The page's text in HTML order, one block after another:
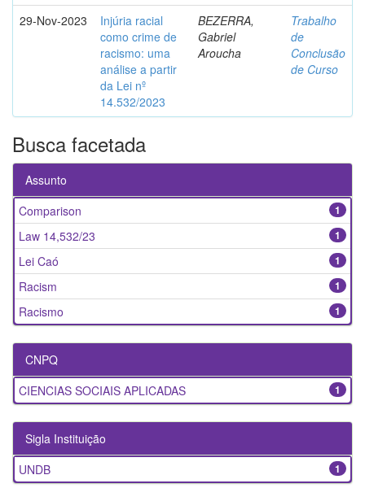
29-Nov-2023
Injúria racial
como crime de
racismo: uma
análise a partir
da Lei nº
14.532/2023
BEZERRA,
Gabriel
Aroucha
Trabalho
de
Conclusão
de Curso
Busca facetada
Assunto
1
Comparison
1
Law 14,532/23
1
Lei Caó
1
Racism
1
Racismo
CNPQ
1
CIENCIAS SOCIAIS APLICADAS
Sigla Instituição
1
UNDB